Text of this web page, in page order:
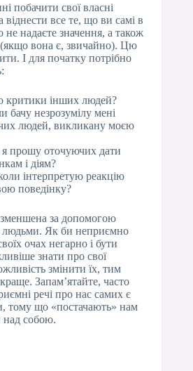
побачити свої власні
все те, що ви самі в
не надаєте значення, а також
вона є, звичайно). Цю
І для початку потрібно
критики інших людей?
бачу незрозумілу мені
людей, викликану моєю
я прошу оточуючих дати
і діям?
інтерпретую реакцію
поведінку?
за допомогою
людьми. Як би неприємно
очах негарно і бути
знати про свої
змінити їх, тим
Запам’ятайте, часто
речі про нас самих є
тому що «постачають» нам
над собою.